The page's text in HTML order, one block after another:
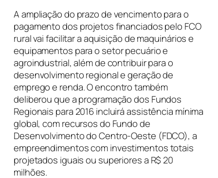
A ampliação do prazo de vencimento para o
pagamento dos projetos financiados pelo FCO
rural vai facilitar a aquisição de maquinários e
equipamentos para o setor pecuário e
agroindustrial, além de contribuir para o
desenvolvimento regional e geração de
emprego e renda. O encontro também
deliberou que a programação dos Fundos
Regionais para 2016 incluirá assistência mínima
global, com recursos do Fundo de
Desenvolvimento do Centro-Oeste (FDCO), a
empreendimentos com investimentos totais
projetados iguais ou superiores a R$ 20
milhões.